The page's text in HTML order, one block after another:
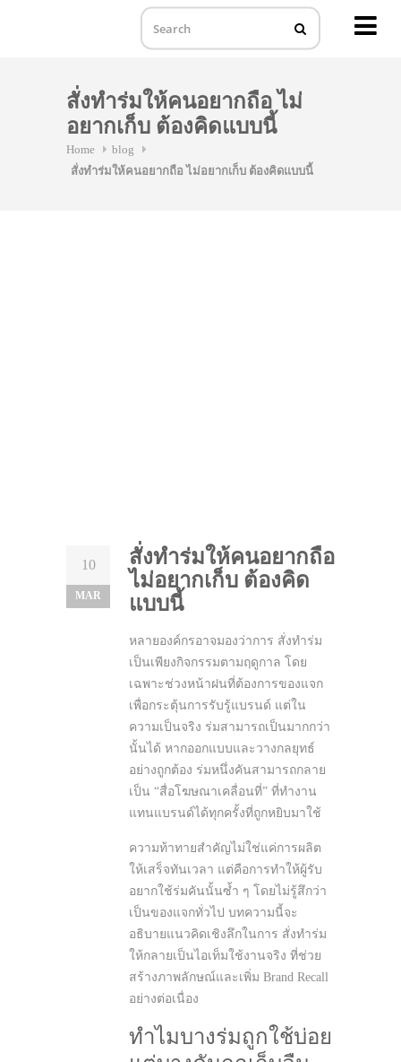
สั่งทำร่มให้คนอยากถือ ไม่
อยากเก็บ ต้องคิดแบบนี้
Home
blog
สั่งทำร่มให้คนอยากถือ ไม่อยากเก็บ ต้องคิดแบบนี้
10
MAR
สั่งทำร่มให้คนอยากถือ
ไม่อยากเก็บ ต้องคิด
แบบนี้
หลายองค์กรอาจมองว่าการ สั่งทำร่ม
เป็นเพียงกิจกรรมตามฤดูกาล โดย
เฉพาะช่วงหน้าฝนที่ต้องการของแจก
เพื่อกระตุ้นการรับรู้แบรนด์ แต่ใน
ความเป็นจริง ร่มสามารถเป็นมากกว่า
นั้นได้ หากออกแบบและวางกลยุทธ์
อย่างถูกต้อง ร่มหนึ่งคันสามารถกลาย
เป็น “สื่อโฆษณาเคลื่อนที่” ที่ทำงาน
แทนแบรนด์ได้ทุกครั้งที่ถูกหยิบมาใช้
ความท้าทายสำคัญไม่ใช่แค่การผลิต
ให้เสร็จทันเวลา แต่คือการทำให้ผู้รับ
อยากใช้ร่มคันนั้นซ้ำ ๆ โดยไม่รู้สึกว่า
เป็นของแจกทั่วไป บทความนี้จะ
อธิบายแนวคิดเชิงลึกในการ สั่งทำร่ม
ให้กลายเป็นไอเท็มใช้งานจริง ที่ช่วย
สร้างภาพลักษณ์และเพิ่ม Brand Recall
อย่างต่อเนื่อง
ทำไมบางร่มถูกใช้บ่อย